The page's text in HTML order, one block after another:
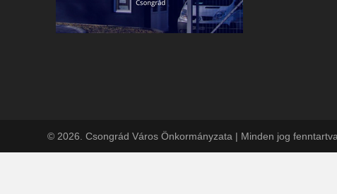
© 2026. Csongrád Város Önkormányzata | Minden jog